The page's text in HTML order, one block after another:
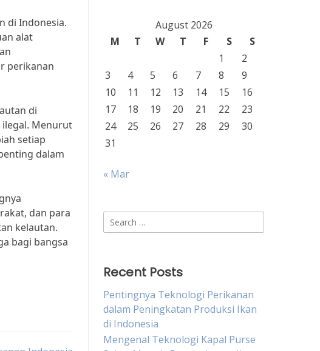
di Indonesia.
alat
perikanan
di
ilegal. Menurut
setiap
dalam
dan para
kelautan.
bagi bangsa
August 2026
M
T W T F S
S
1
2
3
4 5 6 7 8
9
10
11 12 13 14 15
16
17
18 19 20 21 22
23
24
25 26 27 28 29
30
31
« Mar
Search
for:
Recent Posts
Pentingnya Teknologi Perikanan
dalam Peningkatan Produksi Ikan
di Indonesia
Mengenal Teknologi Kapal Purse